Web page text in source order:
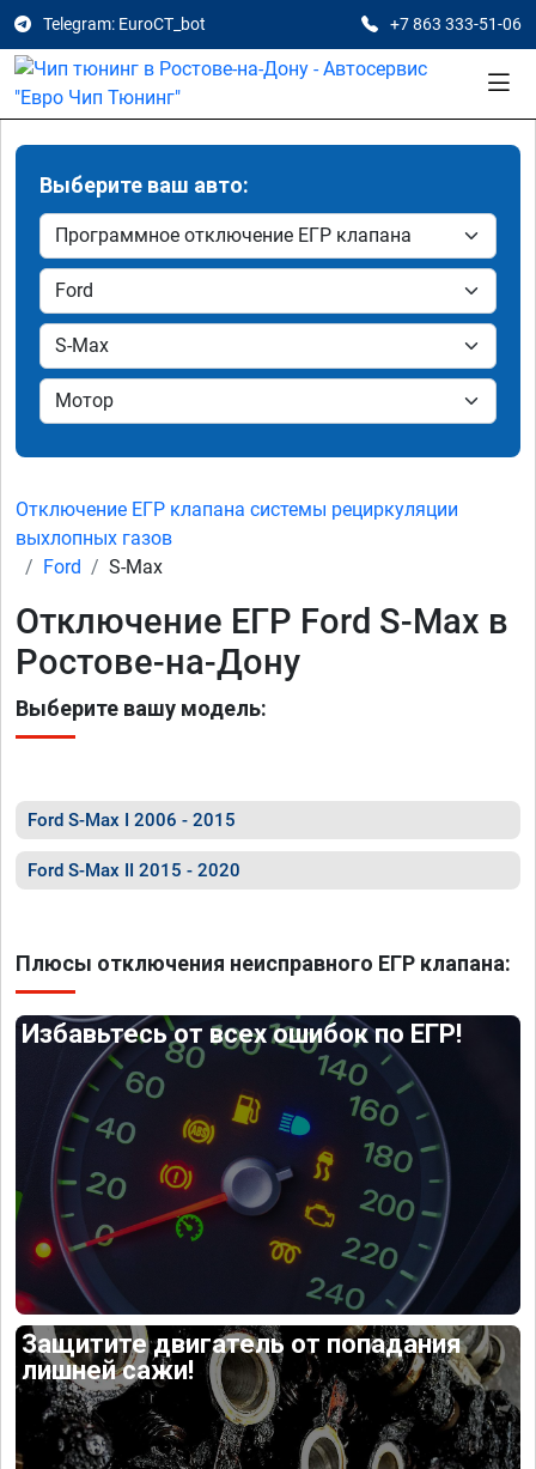
Telegram: EuroCT_bot +7 863 333-51-06
Выберите ваш авто:
Отключение ЕГР клапана системы рециркуляции
выхлопных газов
Ford
S-Max
Отключение ЕГР Ford S-Max в
Ростове-на-Дону
Выберите вашу модель:
Ford S-Max I 2006 - 2015
Ford S-Max II 2015 - 2020
Плюсы отключения неисправного ЕГР клапана:
Избавьтесь от всех ошибок по ЕГР!
Защитите двигатель от попадания
лишней сажи!